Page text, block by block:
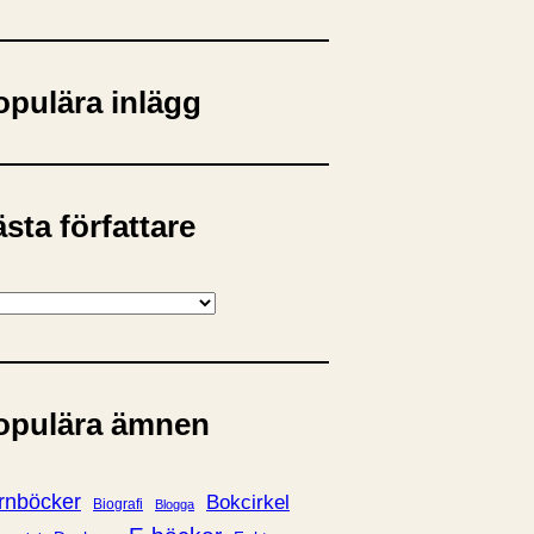
inlägg
författare
ämnen
Biografi Blogga Bokcirkel